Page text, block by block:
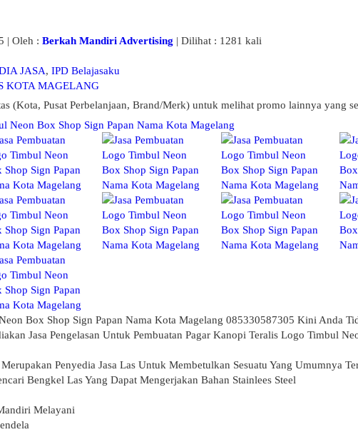
| Oleh : Berkah Mandiri Advertising | Dilihat : 1281 kali
JASA, IPD Belajasaku
KOTA MAGELANG
(Kota, Pusat Perbelanjaan, Brand/Merk) untuk melihat promo lainnya yang
Box Shop Sign Papan Nama Kota Magelang 085330587305 Kini Anda
Jasa Pengelasan Untuk Pembuatan Pagar Kanopi Teralis Logo Timbul
Penyedia Jasa Las Untuk Membetulkan Sesuatu Yang Umumnya
Bengkel Las Yang Dapat Mengerjakan Bahan Stainlees Steel
Melayani